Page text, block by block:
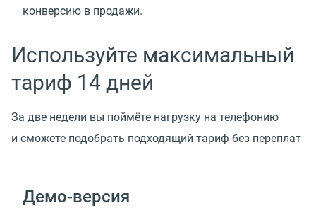
конверсию в продажи.
Используйте максимальный
тариф 14 дней
За две недели вы поймёте нагрузку на телефонию
и сможете подобрать подходящий тариф без переплат
Демо-версия